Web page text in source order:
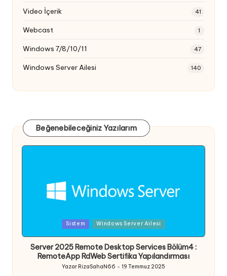
Video İçerik 41
Webcast 1
Windows 7/8/10/11 47
Windows Server Ailesi 140
Beğenebileceğiniz Yazılarım
Sistem Windows Server Ailesi
Server 2025 Remote Desktop Services Bölüm4 :
RemoteApp RdWeb Sertifika Yapılandırması
Posted
Yazar RizaSahaN66 19 Temmuz 2025